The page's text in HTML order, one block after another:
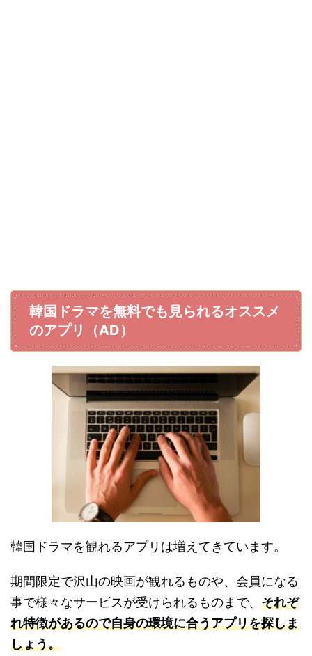
韓国ドラマを無料でも見られるオススメ
のアプリ（AD）
韓国ドラマを観れるアプリは増えてきています。
期間限定で沢山の映画が観れるものや、会員になる
事で様々なサービスが受けられるものまで、 それぞ
れ特徴があるので自身の環境に合うアプリを探しま
しょう。